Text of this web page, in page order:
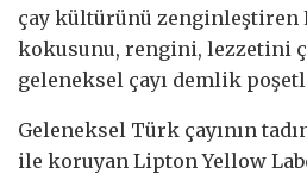
çay kültürünü zenginleştiren
kokusunu, rengini, lezzetini
geleneksel çayı demlik
Geleneksel Türk çayının
ile koruyan Lipton Yellow